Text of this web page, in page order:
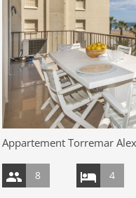
Appartement Torremar
8 4